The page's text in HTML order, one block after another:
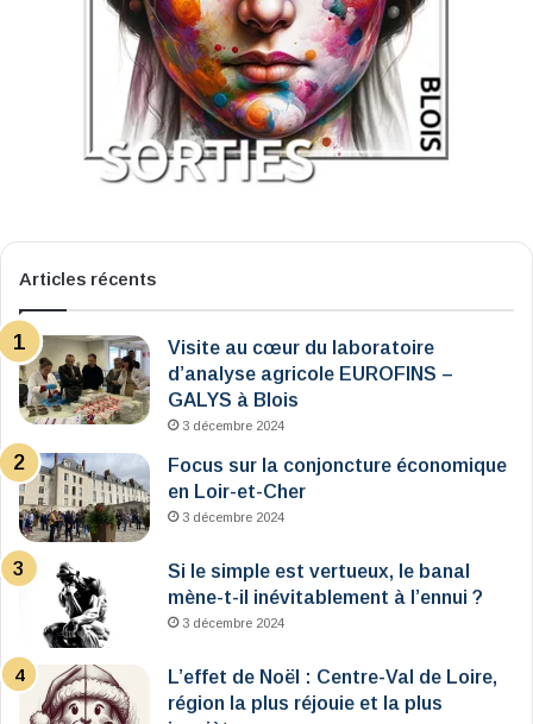
Articles récents
Visite au cœur du laboratoire
d’analyse agricole EUROFINS –
GALYS à Blois
3 décembre 2024
Focus sur la conjoncture économique
en Loir-et-Cher
3 décembre 2024
Si le simple est vertueux, le banal
mène-t-il inévitablement à l’ennui ?
3 décembre 2024
L’effet de Noël : Centre-Val de Loire,
région la plus réjouie et la plus